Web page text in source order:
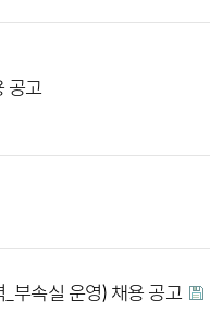
공고
부속실 운영) 채용 공고